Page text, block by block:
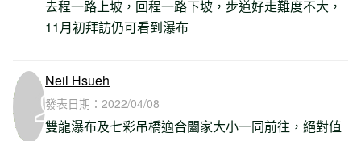
去程一路上坡，回程一路下坡，步道好走難度不大，
11月初拜訪仍可看到瀑布
Neil Hsueh
發表日期： 2022/04/08
雙龍瀑布及七彩吊橋適合闔家大小一同前往，絕對值